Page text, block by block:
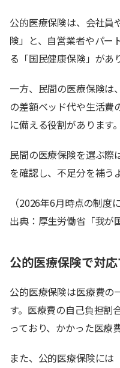
公的医療保険は、会社員
険」と、自営業者やパー
る「国民健康保険」があ
一方、民間の医療保険は
の差額ベッド代や生活費
に備える役割があります。
民間の医療保険を選ぶ際
を確認し、不足分を補う
（2026年6月時点の制度
出典：厚生労働省「我が
公的医療保険で対
公的医療保険は医療費の
す。医療費の自己負担割
っており、かかった医療
また、公的医療保険には